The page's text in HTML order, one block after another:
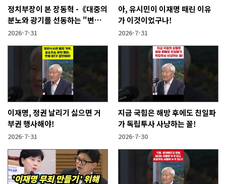
정치부장이 본 장동혁 -《대중의
분노와 광기를 선동하는 "변종
인민주주의자"》
2026-7-31
아, 유시민이 이재명 때린 이유
가 이것이었구나!
2026-7-31
이재명, 정권 날리기 싫으면 거
부권 행사해야!
2026-7-31
지금 국힘은 해방 후에도 친일파
가 독립투사 사냥하는 꼴!
2026-7-30